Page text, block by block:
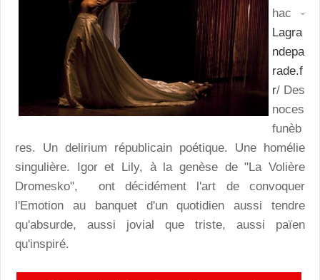
hac -
Lagra
ndepa
rade.f
r/ Des
noces
funèb
res. Un delirium républicain poétique. Une homélie
singulière. Igor et Lily, à la genèse de "La Volière
Dromesko", ont décidément l'art de convoquer
l'Emotion au banquet d'un quotidien aussi tendre
qu'absurde, aussi jovial que triste, aussi païen
qu'inspiré.